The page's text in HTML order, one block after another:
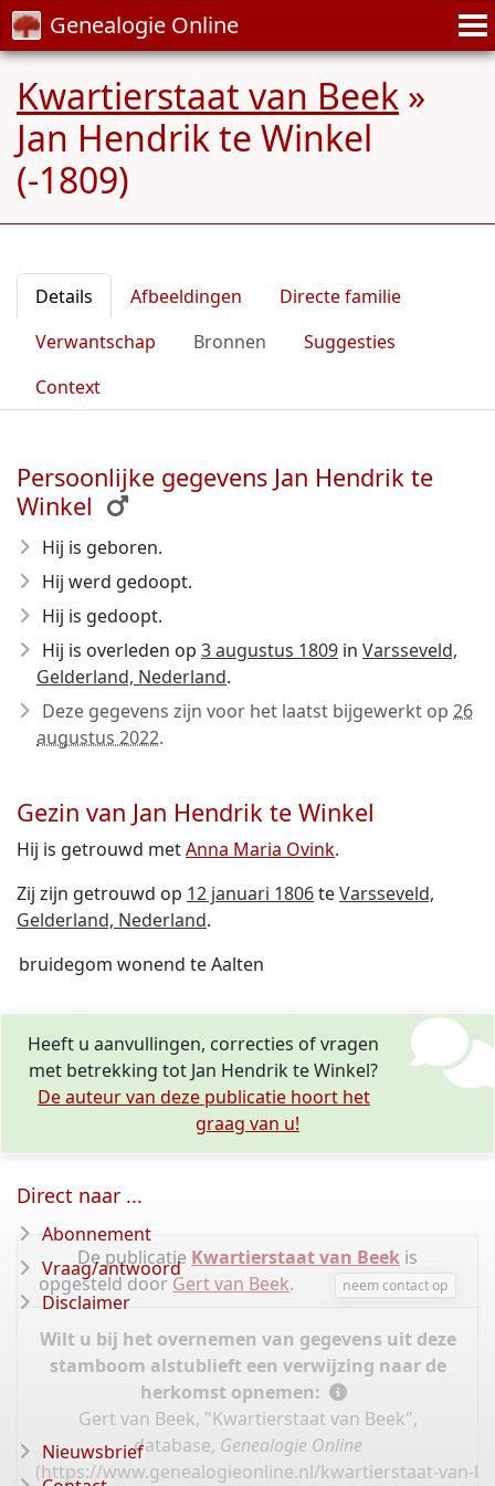
Genealogie Online
Kwartierstaat van Beek »
Jan Hendrik te Winkel
(-1809)
Details Afbeeldingen
Directe familie
Verwantschap
Bronnen
Suggesties
Context
Persoonlijke gegevens Jan Hendrik te
Winkel
Hij is geboren.
Hij werd gedoopt.
Hij is gedoopt.
Hij is overleden op 3 augustus 1809 in Varsseveld,
Gelderland, Nederland.
Deze gegevens zijn voor het laatst bijgewerkt op 26
augustus 2022.
Gezin van Jan Hendrik te Winkel
Hij is getrouwd metAnna Maria Ovink.
Zij zijn getrouwd op 12 januari 1806teVarsseveld,
Gelderland, Nederland.
bruidegom wonend te Aalten
Heeft u aanvullingen, correcties of vragen
met betrekking tot Jan Hendrik te Winkel?
De auteur van deze publicatie hoort het
graag van u!
De publicatie Kwartierstaat van Beek is
opgesteld door Gert van Beek. neem contact op
Wilt u bij het overnemen van gegevens uit deze
stamboom alstublieft een verwijzing naar de
herkomst opnemen:
Gert van Beek, "Kwartierstaat van Beek",
database, Genealogie Online
(https://www.genealogieonline.nl/kwartierstaat-van-
Direct naar ...
Abonnement
Vraag/antwoord
Disclaimer
Nieuwsbrief